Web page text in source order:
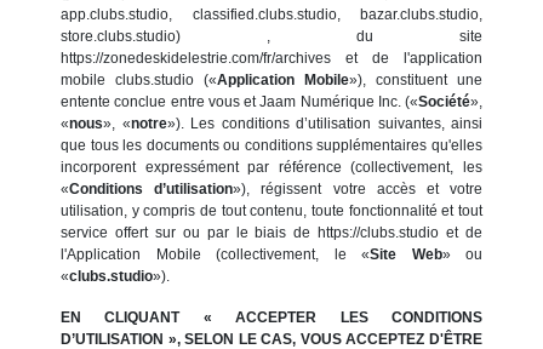
app.clubs.studio, classified.clubs.studio, bazar.clubs.studio,
store.clubs.studio) , du site
https://zonedeskidelestrie.com/fr/archives et de l'application
mobile clubs.studio («Application Mobile»), constituent une
entente conclue entre vous et Jaam Numérique Inc. («Société»,
«nous», «notre»). Les conditions d’utilisation suivantes, ainsi
que tous les documents ou conditions supplémentaires qu'elles
incorporent expressément par référence (collectivement, les
«Conditions d’utilisation»), régissent votre accès et votre
utilisation, y compris de tout contenu, toute fonctionnalité et tout
service offert sur ou par le biais de https://clubs.studio et de
l'Application Mobile (collectivement, le «Site Web» ou
«clubs.studio»).
EN CLIQUANT « ACCEPTER LES CONDITIONS
D’UTILISATION », SELON LE CAS, VOUS ACCEPTEZ D'ÊTRE